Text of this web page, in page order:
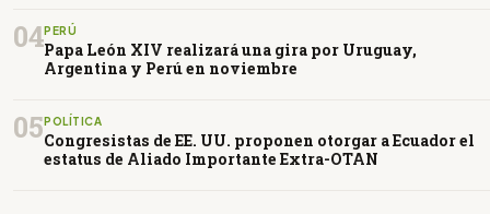
04PERÚ
Papa León XIV realizará una gira por Uruguay,
Argentina y Perú en noviembre
05POLÍTICA
Congresistas de EE. UU. proponen otorgar a Ecuador el
estatus de Aliado Importante Extra-OTAN